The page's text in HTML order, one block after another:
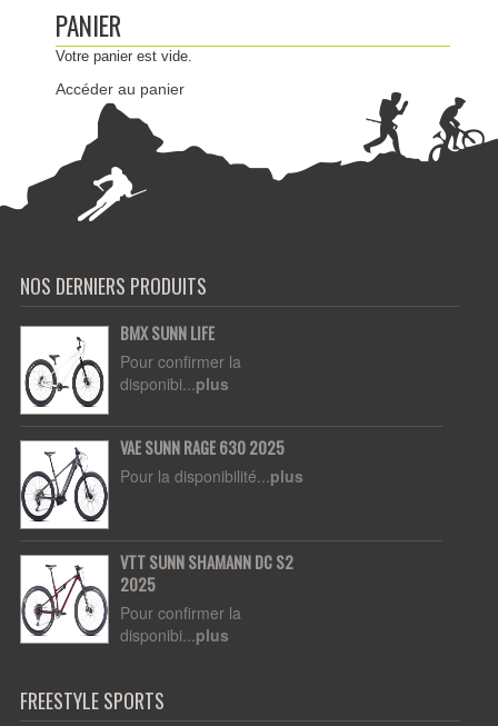
PANIER
Votre panier est vide.
Accéder au panier
NOS DERNIERS PRODUITS
BMX SUNN LIFE
Pour confirmer la
disponibi...plus
VAE SUNN RAGE 630 2025
Pour la disponibilité...plus
VTT SUNN SHAMANN DC S2
2025
Pour confirmer la
disponibi...plus
FREESTYLE SPORTS